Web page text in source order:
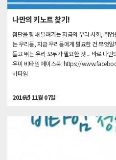
나만의 키노트 찾기!
첨단을 향해 달려가는 지금의 우리 사회, 취
는 우리들, 지금 우리들에게 필요한 건 무엇
들고 뛰는 우리 모두가 필요한 것!... 바로 나
우미 비타임 페이스북: https://
비타임
2016년 11월 07일